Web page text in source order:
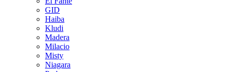
GID
Haiba
Kludi
Madera
Milacio
Misty
Niagara